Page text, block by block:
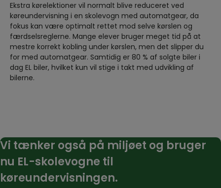
Ekstra kørelektioner vil normalt blive reduceret ved
køreundervisning i en skolevogn med automatgear, da
fokus kan være optimalt rettet mod selve kørslen og
færdselsreglerne. Mange elever bruger meget tid på at
mestre korrekt kobling under kørslen, men det slipper du
for med automatgear. Samtidig er 80 % af solgte biler i
dag EL biler, hvilket kun vil stige i takt med udvikling af
bilerne.
Vi tænker også på miljøet og bruger
nu EL-skolevogne til
køreundervisningen.